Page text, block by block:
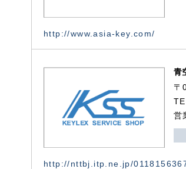
http://www.asia-key.com/
青
〒
営
http://nttbj.itp.ne.jp/